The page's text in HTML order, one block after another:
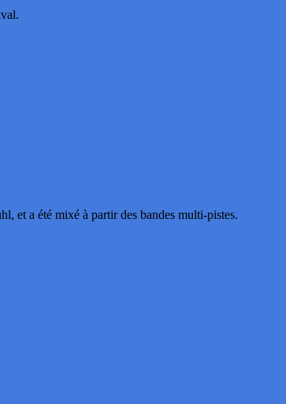
et a été mixé à partir des bandes multi-pistes.